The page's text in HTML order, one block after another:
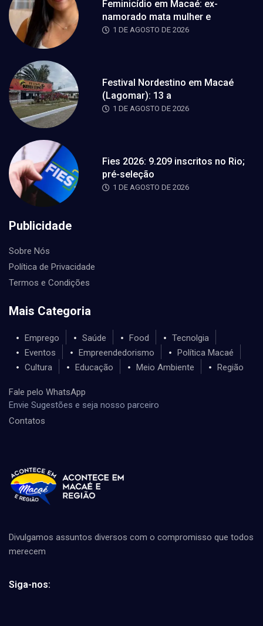
Feminicídio em Macaé: ex-
namorado mata mulher e
1 DE AGOSTO DE 2026
Festival Nordestino em Macaé
(Lagomar): 13 a
1 DE AGOSTO DE 2026
Fies 2026: 9.209 inscritos no Rio;
pré-seleção
1 DE AGOSTO DE 2026
Publicidade
Sobre Nós
Política de Privacidade
Termos e Condições
Mais Categoria
Emprego Saúde Food
Tecnolgia
Eventos
Empreendedorismo
Política Macaé
Cultura
Educação Meio Ambiente Região
Fale pelo WhatsApp
Envie Sugestões e seja nosso parceiro
Contatos
Divulgamos assuntos diversos com o compromisso que todos
merecem
Siga-nos: